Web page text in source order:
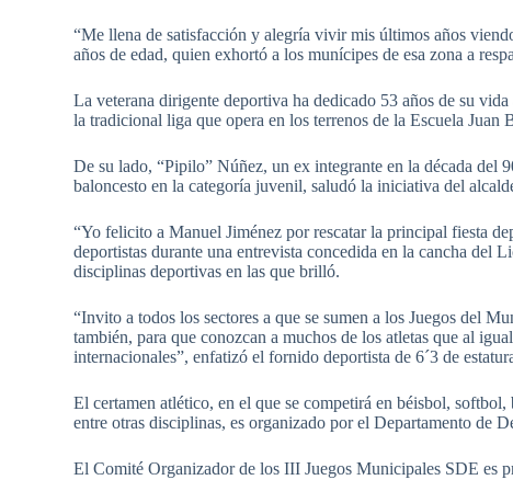
“Me llena de satisfacción y alegría vivir mis últimos años
años de edad, quien exhortó a los munícipes de esa zona a
La veterana dirigente deportiva ha dedicado 53 años de su
la tradicional liga que opera en los terrenos de la Escuela Juan
De su lado, “Pipilo” Núñez, un ex integrante en la década del
baloncesto en la categoría juvenil, saludó la iniciativa del
“Yo felicito a Manuel Jiménez por rescatar la principal fiesta
deportistas durante una entrevista concedida en la cancha del
disciplinas deportivas en las que brilló.
“Invito a todos los sectores a que se sumen a los Juegos del
también, para que conozcan a muchos de los atletas que al
internacionales”, enfatizó el fornido deportista de 6´3 de
El certamen atlético, en el que se competirá en béisbol,
entre otras disciplinas, es organizado por el Departamento de
El Comité Organizador de los III Juegos Municipales SDE es